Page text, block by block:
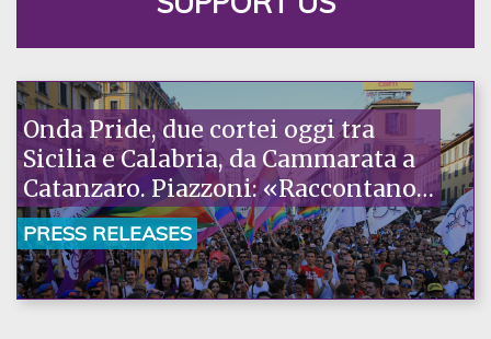
Onda Pride, due cortei oggi tra
Sicilia e Calabria, da Cammarata a
Catanzaro. Piazzoni: «Raccontano
la nostra ostinazione»
PRESS RELEASES